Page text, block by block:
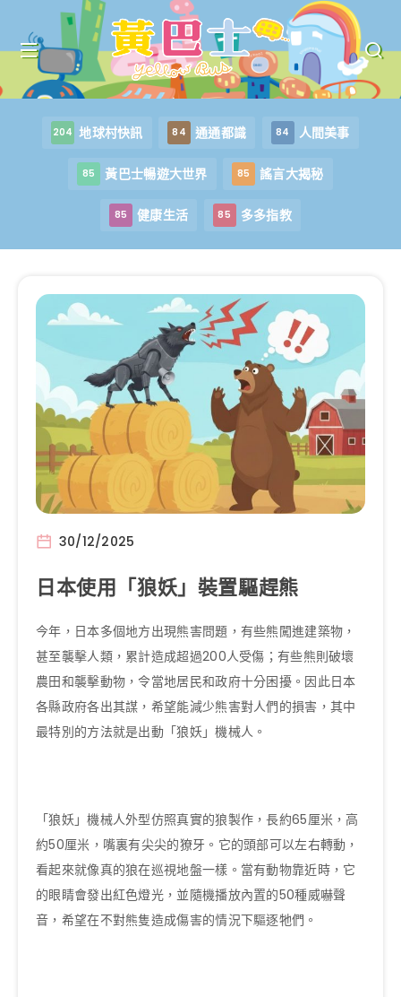
204 地球村快訊 84 通通都識 84 人間美事
85 黃巴士暢遊大世界 85 謠言大揭秘
85 健康生活 85 多多指教
30/12/2025
日本使用「狼妖」裝置驅趕熊
今年，日本多個地方出現熊害問題，有些熊闖進建築物，
甚至襲擊人類，累計造成超過200人受傷；有些熊則破壞
農田和襲擊動物，令當地居民和政府十分困擾。因此日本
各縣政府各出其謀，希望能減少熊害對人們的損害，其中
最特別的方法就是出動「狼妖」機械人。
「狼妖」機械人外型仿照真實的狼製作，長約65厘米，高
約50厘米，嘴裏有尖尖的獠牙。它的頭部可以左右轉動，
看起來就像真的狼在巡視地盤一樣。當有動物靠近時，它
的眼睛會發出紅色燈光，並隨機播放內置的50種威嚇聲
音，希望在不對熊隻造成傷害的情況下驅逐牠們。